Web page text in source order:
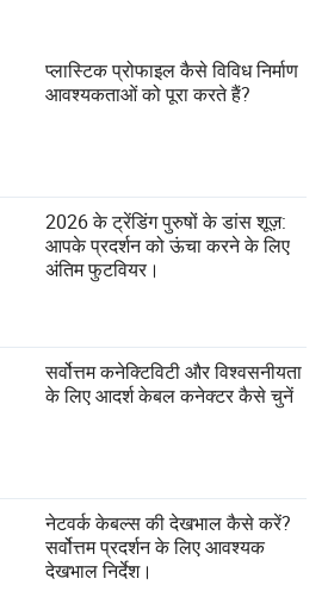
प्लास्टिक प्रोफाइल कैसे विविध निर्माण
आवश्यकताओं को पूरा करते हैं?
2026 के ट्रेंडिंग पुरुषों के डांस शूज़:
आपके प्रदर्शन को ऊंचा करने के लिए
अंतिम फुटवियर।
सर्वोत्तम कनेक्टिविटी और विश्वसनीयता
के लिए आदर्श केबल कनेक्टर कैसे चुनें
नेटवर्क केबल्स की देखभाल कैसे करें?
सर्वोत्तम प्रदर्शन के लिए आवश्यक
देखभाल निर्देश।